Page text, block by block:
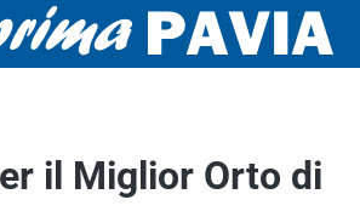
il Miglior Orto di